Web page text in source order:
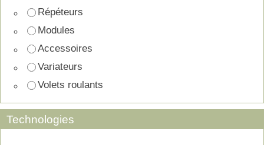
Répéteurs
Modules
Accessoires
Variateurs
Volets roulants
Technologies